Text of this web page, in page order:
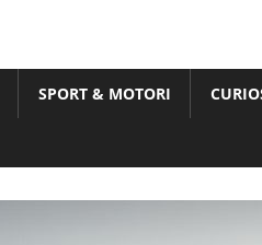
SPORT & MOTORI